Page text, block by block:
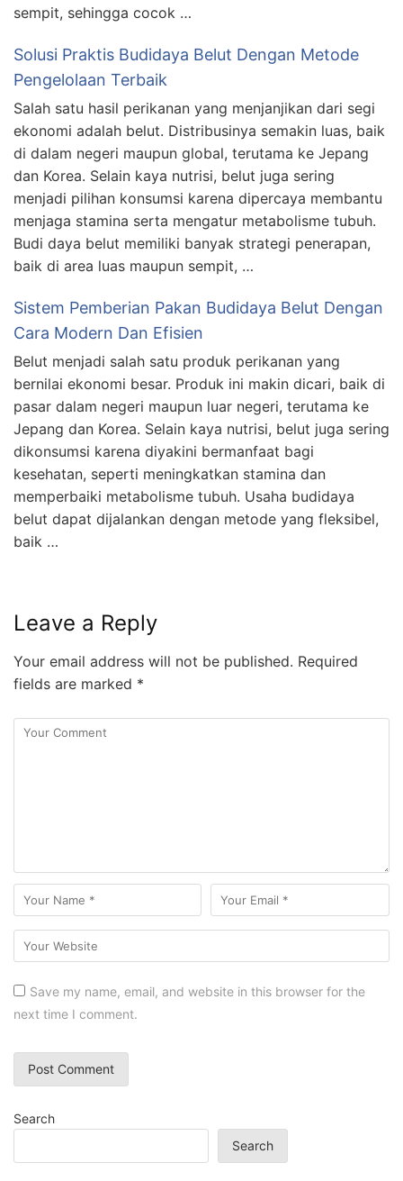
sempit, sehingga cocok …
Solusi Praktis Budidaya Belut Dengan Metode
Pengelolaan Terbaik
Salah satu hasil perikanan yang menjanjikan dari segi
ekonomi adalah belut. Distribusinya semakin luas, baik
di dalam negeri maupun global, terutama ke Jepang
dan Korea. Selain kaya nutrisi, belut juga sering
menjadi pilihan konsumsi karena dipercaya membantu
menjaga stamina serta mengatur metabolisme tubuh.
Budi daya belut memiliki banyak strategi penerapan,
baik di area luas maupun sempit, …
Sistem Pemberian Pakan Budidaya Belut Dengan
Cara Modern Dan Efisien
Belut menjadi salah satu produk perikanan yang
bernilai ekonomi besar. Produk ini makin dicari, baik di
pasar dalam negeri maupun luar negeri, terutama ke
Jepang dan Korea. Selain kaya nutrisi, belut juga sering
dikonsumsi karena diyakini bermanfaat bagi
kesehatan, seperti meningkatkan stamina dan
memperbaiki metabolisme tubuh. Usaha budidaya
belut dapat dijalankan dengan metode yang fleksibel,
baik …
Leave a Reply
Your email address will not be published. Required
fields are marked *
Save my name, email, and website in this browser for the
next time I comment.
Search
Search